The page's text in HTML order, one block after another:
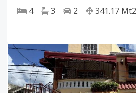
4 3 2 341.17 Mt2